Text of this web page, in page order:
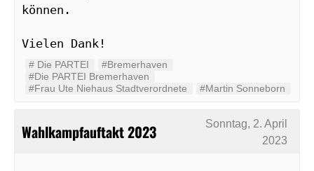
können.
#‬ ‪Die PARTEI‬
#Bremerhaven
#Die PARTEI Bremerhaven
#Frau Ute Niehaus Stadtverordnete
#Martin Sonneborn
Wahlkampfauftakt 2023
Sonntag, 2. April
2023